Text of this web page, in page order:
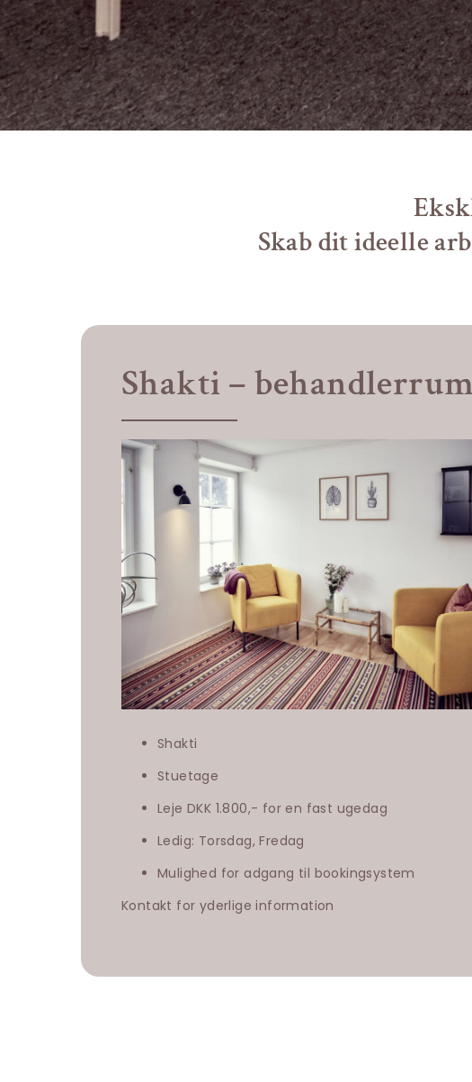
Skab dit ideelle
Shakti –
Shakti
Stuetage
Leje DKK 1.800,- for en fast ugedag
Ledig: Torsdag, Fredag
Mulighed for adgang til bookingsystem
Kontakt for yderlige information